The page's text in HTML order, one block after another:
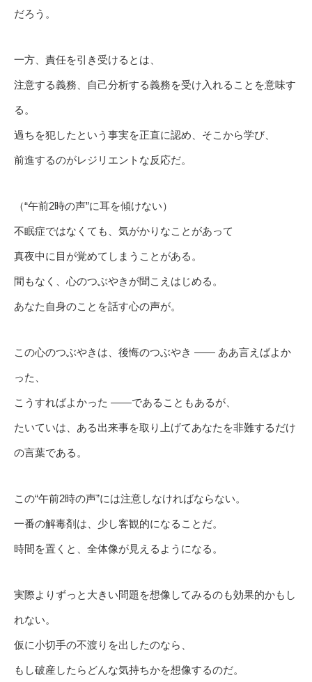
だろう。
一方、責任を引き受けるとは、
注意する義務、自己分析する義務を受け入れることを意味す
る。
過ちを犯したという事実を正直に認め、そこから学び、
前進するのがレジリエントな反応だ。
（“午前2時の声”に耳を傾けない）
不眠症ではなくても、気がかりなことがあって
真夜中に目が覚めてしまうことがある。
間もなく、心のつぶやきが聞こえはじめる。
あなた自身のことを話す心の声が。
この心のつぶやきは、後悔のつぶやき ―― ああ言えばよか
った、
こうすればよかった ――であることもあるが、
たいていは、ある出来事を取り上げてあなたを非難するだけ
の言葉である。
この“午前2時の声”には注意しなければならない。
一番の解毒剤は、少し客観的になることだ。
時間を置くと、全体像が見えるようになる。
実際よりずっと大きい問題を想像してみるのも効果的かもし
れない。
仮に小切手の不渡りを出したのなら、
もし破産したらどんな気持ちかを想像するのだ。